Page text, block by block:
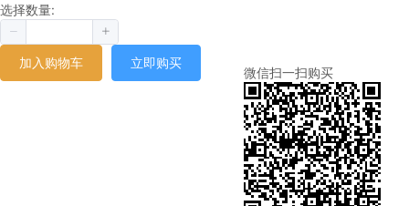
选择数量:
加入购物车 立即购买
微信扫一扫购买